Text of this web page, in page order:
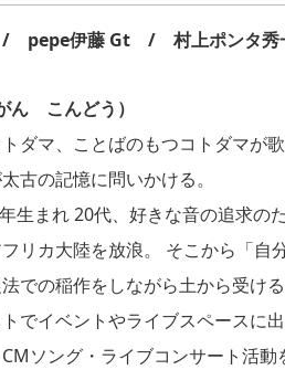
pepe伊藤 Gt / 村上ポンタ秀
こんどう）
ダマ、ことばのもつコトダマが
古の記憶に問いかける。
生まれ 20代、好きな音の追求の
リカ大陸を放浪。 そこから「
での稲作をしながら土から受け
でイベントやライブスペースに
ソング・ライブコンサート活